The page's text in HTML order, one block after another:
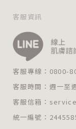
客服資訊
客服專線：0800-
客服時間：週一至
客服信箱：
統一編號：